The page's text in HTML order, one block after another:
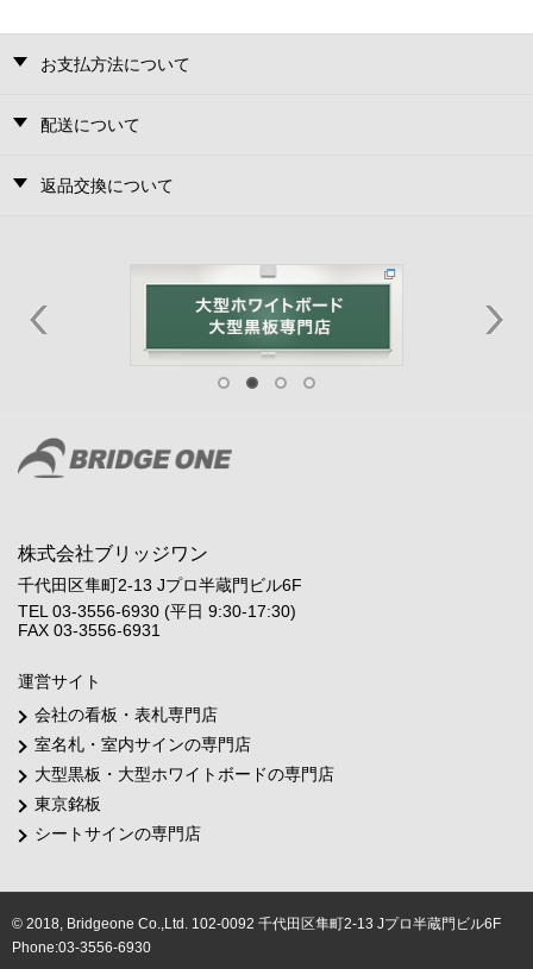
お支払方法について
配送について
返品交換について
株式会社ブリッジワン
千代田区隼町2-13 Jプロ半蔵門ビル6F
TEL 03-3556-6930 (平日 9:30-17:30)
FAX 03-3556-6931
運営サイト
会社の看板・表札専門店
室名札・室内サインの専門店
大型黒板・大型ホワイトボードの専門店
東京銘板
シートサインの専門店
© 2018, Bridgeone Co.,Ltd. 102-0092 千代田区隼町2-13 Jプロ半蔵門ビル6F
Phone:03-3556-6930